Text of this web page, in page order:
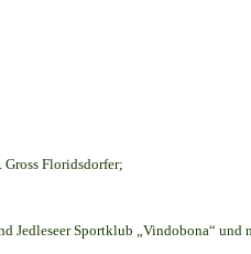
Floridsdorfer;
Jedleseer Sportklub „Vindobona“ und